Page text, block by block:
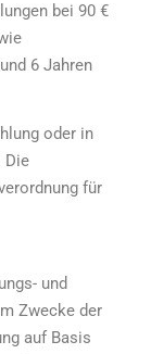
bei 90 €
6 Jahren
oder in
Die
für
und
Zwecke der
auf Basis